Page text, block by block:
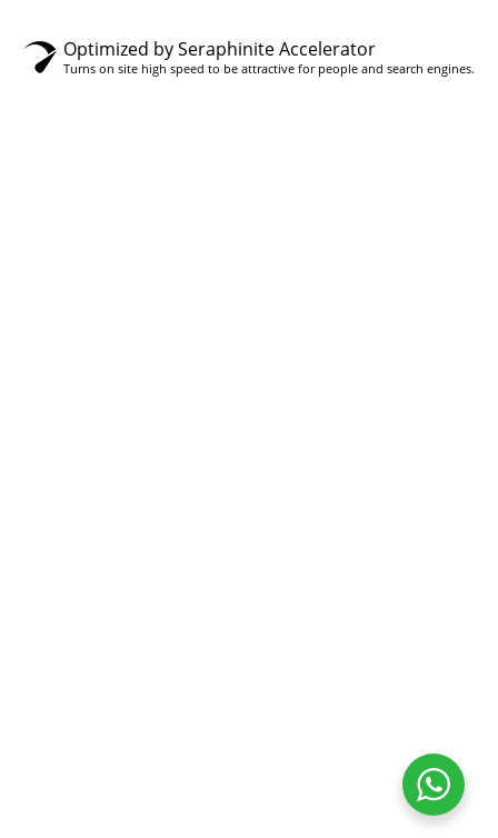
Optimized by Seraphinite Accelerator
Turns on site high speed to be attractive for people and search engines.